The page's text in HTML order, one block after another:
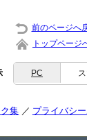
前のページへ
トップページ
PC
集 プライバシ